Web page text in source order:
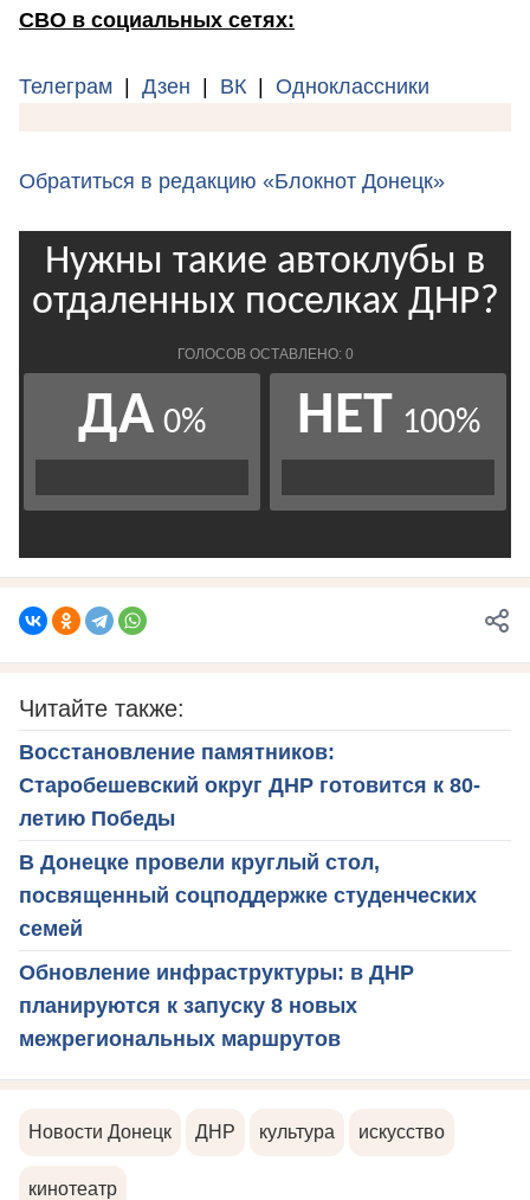
СВО в социальных сетях:
Телеграм | Дзен | ВК | Одноклассники
Обратиться в редакцию «Блокнот Донецк»
Читайте также:
Восстановление памятников:
Старобешевский округ ДНР готовится к 80-
летию Победы
В Донецке провели круглый стол,
посвященный соцподдержке студенческих
семей
Обновление инфраструктуры: в ДНР
планируются к запуску 8 новых
межрегиональных маршрутов
Новости Донецк ДНР культура искусство
кинотеатр